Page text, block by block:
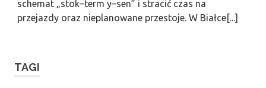
schemat „stok–term y–sen” i stracić czas na
przejazdy oraz nieplanowane przestoje. W Białce[...]
TAGI